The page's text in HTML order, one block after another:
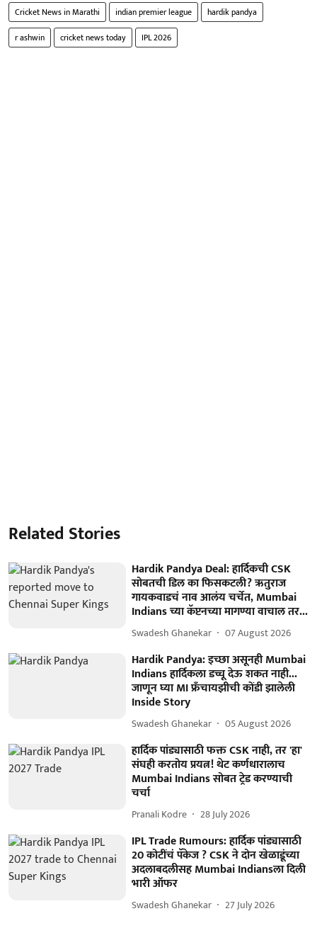
Cricket News in Marathi indian premier league
hardik pandya
r ashwin
cricket news today IPL 2026
Related Stories
Hardik Pandya Deal: हार्दिकची CSK
सोबतची डिल का फिसकटली? ऋतुराज
गायकवाडचं नाव आलंय चर्चेत, Mumbai
Indians च्या कॅप्टनच्या मागण्या वाचाल तर...
Swadesh Ghanekar 07 August 2026
Hardik Pandya: इच्छा असूनही Mumbai
Indians हार्दिकला डच्चू देऊ शकत नाही...
जाणून घ्या MI फ्रँचायझीची कोंडी झालेली
Inside Story
Swadesh Ghanekar 05 August 2026
हार्दिक पांड्यासाठी फक्त CSK नाही, तर 'हा'
संघही करतोय प्रयत्न! थेट कर्णधारालाच
Mumbai Indians सोबत ट्रेड करण्याची
चर्चा
Pranali Kodre 28 July 2026
IPL Trade Rumours: हार्दिक पांड्यासाठी
20 कोटींचं पॅकेज ? CSK ने दोन खेळाडूंच्या
अदलाबदलीसह Mumbai Indiansला दिली
भारी ऑफर
Swadesh Ghanekar 27 July 2026